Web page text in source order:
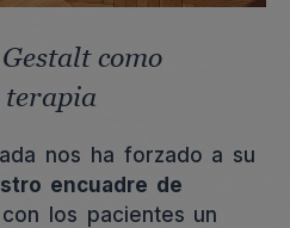
como
terapia
nos ha forzado a su
encuadre de
los pacientes un